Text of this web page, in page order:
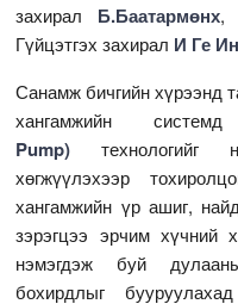
захирал Б.Баатармөнх,
Гүйцэтгэх захирал И Ге Ин
Санамж бичгийн хүрээнд
хангамжийн
Pump)технологийг
хөгжүүлэхээр
хангамжийн үр ашиг,
зэрэгцээ эрчим хүчний
нэмэгдэж буй
бохирдлыг